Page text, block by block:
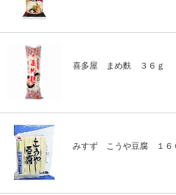
喜多屋 まめ麩 ３６ｇ
みすず こうや豆腐 １６